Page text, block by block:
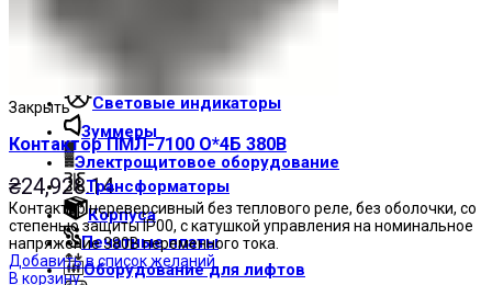
Световые индикаторы
Зуммеры
Электрощитовое оборудование
Трансформаторы
Корпуса
Печатные платы
Оборудование для лифтов
Закрыть
Контактор ПМЛ-7100 О*4Б 380В
₴24,928.14
Контактор нереверсивный без теплового реле, без оболочки, со
степенью защиты IP00, с катушкой управления на номинальное
напряжение 380В переменного тока.
Добавить в список желаний
В корзину